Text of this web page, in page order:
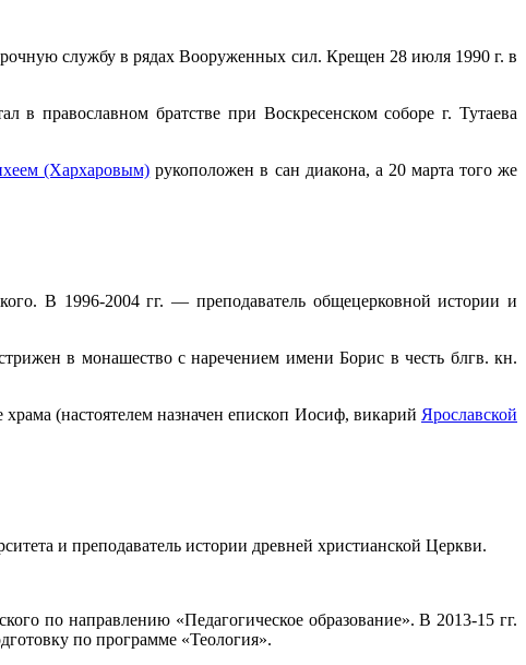
службу в рядах Вооруженных сил. Крещен 28 июля 1990 г. в
в православном братстве при Воскресенском соборе г. Тутаева
(Хархаровым) рукоположен в сан диакона, а 20 марта того же
В 1996-2004 гг. — преподаватель общецерковной истории и
в монашество с наречением имени Борис в честь блгв. кн.
(настоятелем назначен епископ Иосиф, викарий Ярославской
и преподаватель истории древней христианской Церкви.
по направлению «Педагогическое образование». В 2013-15 гг.
по программе «Теология».